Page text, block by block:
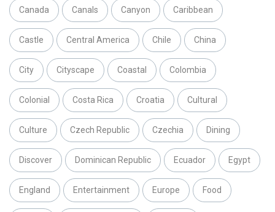
Canada Canals Canyon Caribbean
Castle Central America Chile China
City Cityscape Coastal Colombia
Colonial Costa Rica Croatia Cultural
Culture Czech Republic Czechia Dining
Discover Dominican Republic Ecuador Egypt
England Entertainment Europe Food